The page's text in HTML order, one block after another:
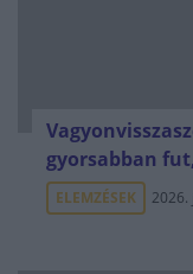
gyorsabban
ELEMZÉSEK 2026.